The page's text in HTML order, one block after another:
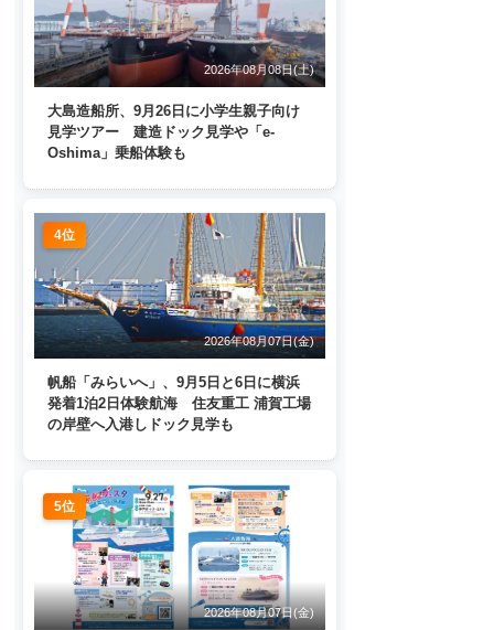
2026年08月08日(土)
大島造船所、9月26日に小学生親子向け
見学ツアー 建造ドック見学や「e-
Oshima」乗船体験も
4位
2026年08月07日(金)
帆船「みらいへ」、9月5日と6日に横浜
発着1泊2日体験航海 住友重工 浦賀工場
の岸壁へ入港しドック見学も
5位
2026年08月07日(金)